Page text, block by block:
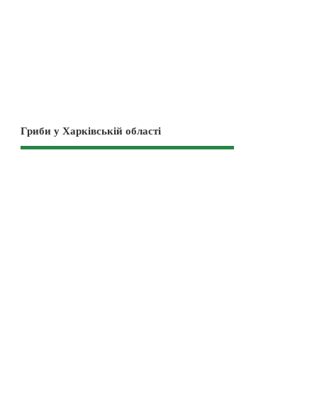
Гриби у Харківській області